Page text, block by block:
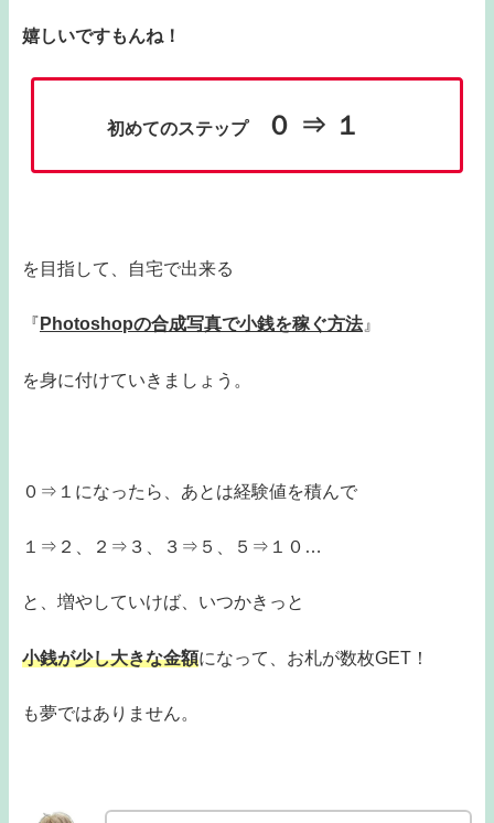
嬉しいですもんね！
初めてのステップ ０ ⇒ １
を目指して、自宅で出来る
『 Photoshopの合成写真で小銭を稼ぐ方法』
を身に付けていきましょう。
０⇒１になったら、あとは経験値を積んで
１⇒２、２⇒３、３⇒５、５⇒１０…
と、増やしていけば、いつかきっと
小銭が少し大きな金額になって、お札が数枚GET！
も夢ではありません。